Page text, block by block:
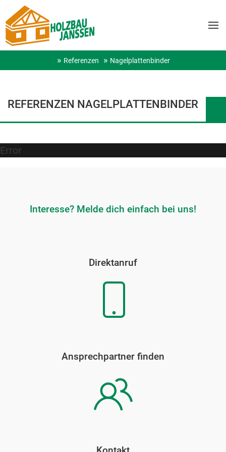
Referenzen Nagelplattenbinder
REFERENZEN NAGELPLATTENBINDER
Error
Interesse? Melde dich einfach bei uns!
Direktanruf
Ansprechpartner finden